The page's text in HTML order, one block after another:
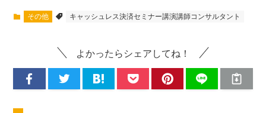
その他 キャッシュレス決済セミナー講演講師コンサルタント
よかったらシェアしてね！